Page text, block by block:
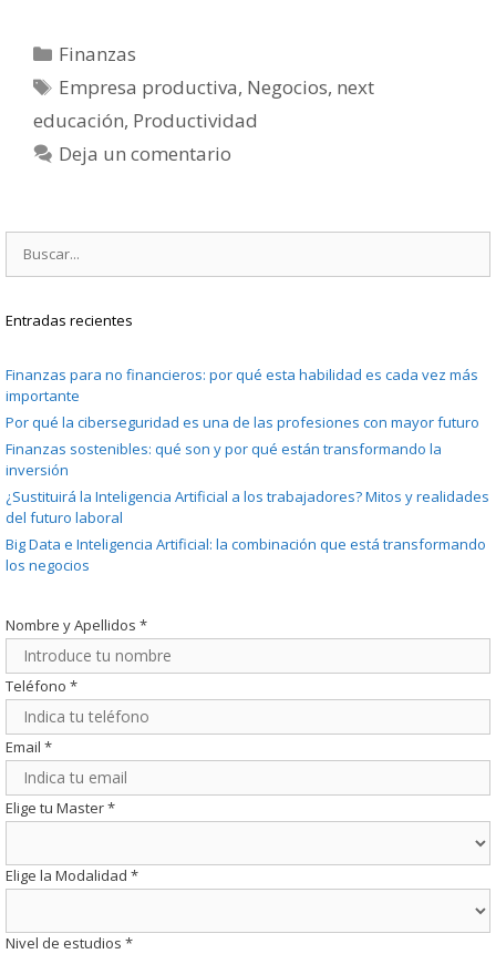
Categorías
Finanzas
Etiquetas
Empresa productiva, Negocios, next
educación, Productividad
Deja un comentario
Entradas recientes
Finanzas para no financieros: por qué esta habilidad es cada vez más
importante
Por qué la ciberseguridad es una de las profesiones con mayor futuro
Finanzas sostenibles: qué son y por qué están transformando la
inversión
¿Sustituirá la Inteligencia Artificial a los trabajadores? Mitos y realidades
del futuro laboral
Big Data e Inteligencia Artificial: la combinación que está transformando
los negocios
Nombre y Apellidos *
Teléfono *
Email *
Elige tu Master*
Elige la Modalidad *
Nivel de estudios *